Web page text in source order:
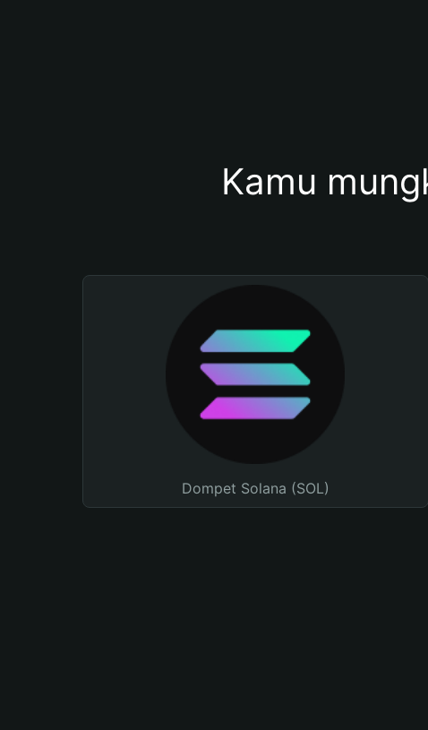
Kamu
Dompet Solana (SOL)